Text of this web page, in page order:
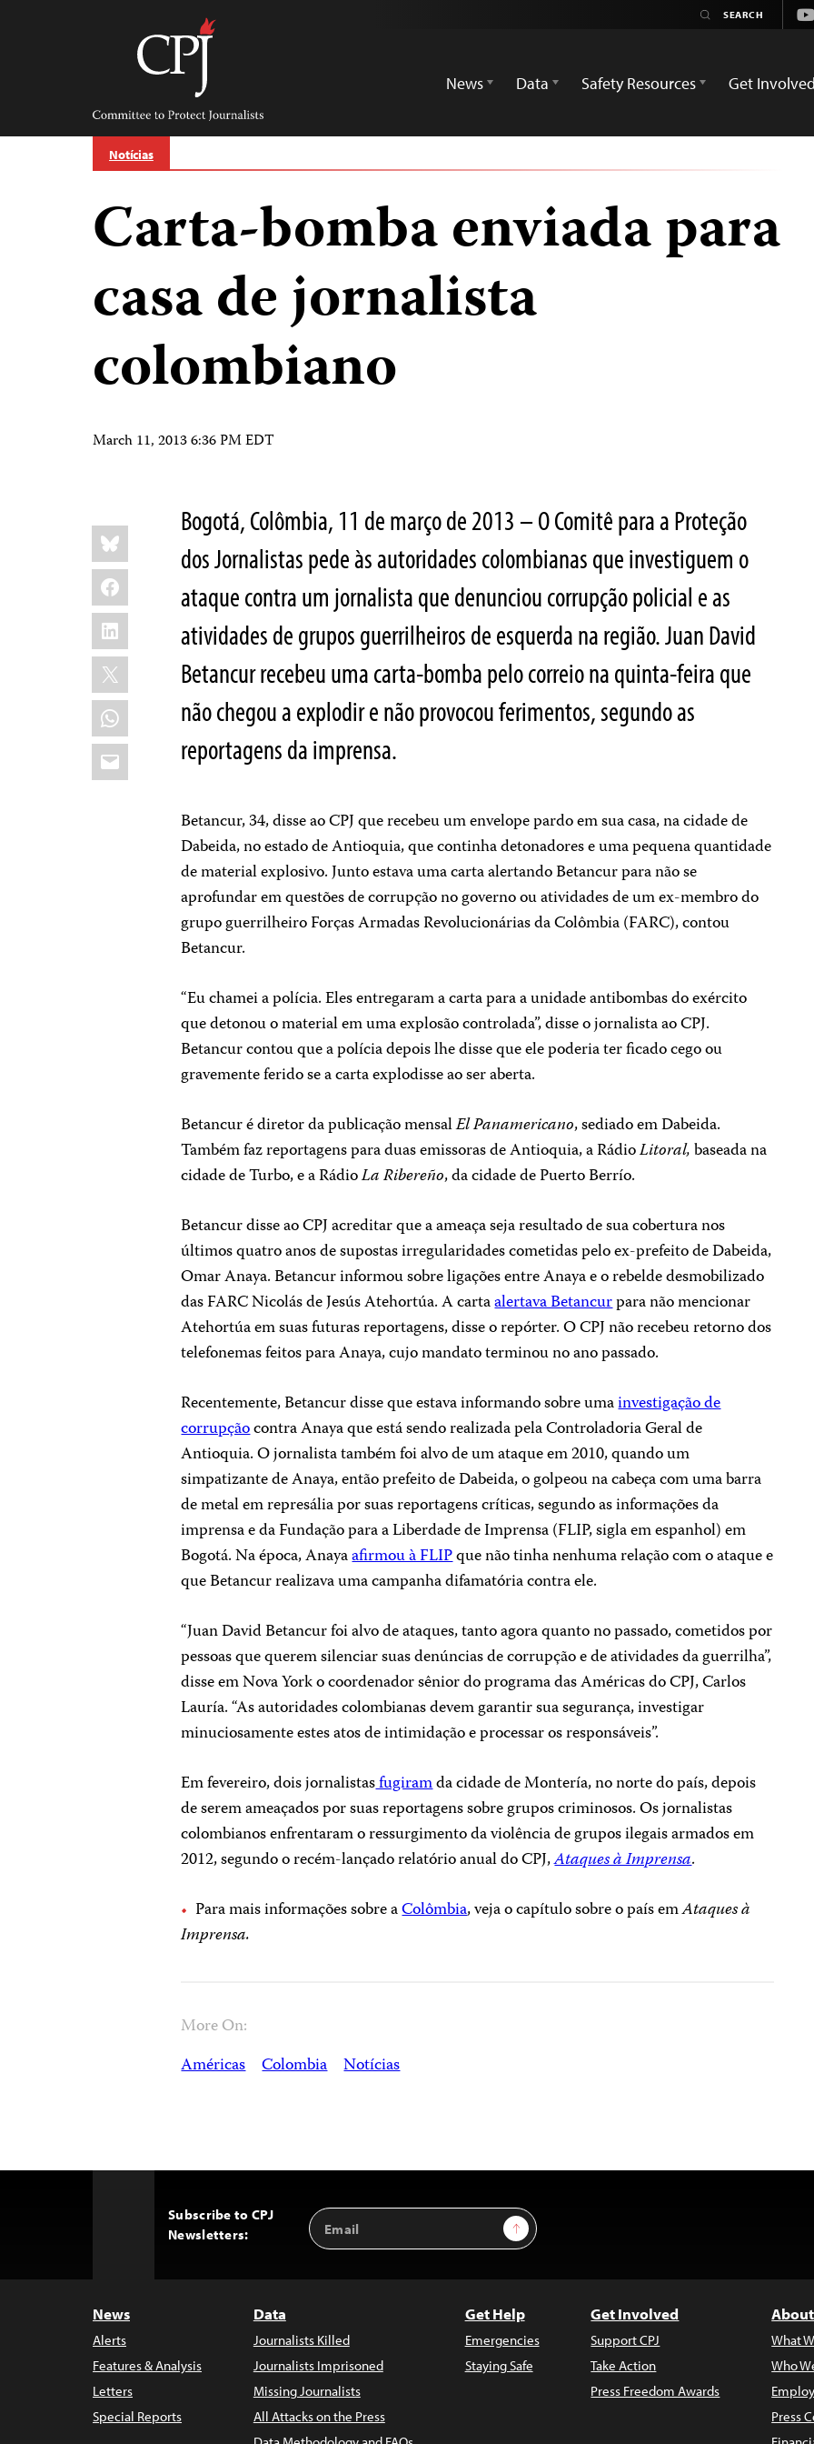
Committee
Protect
Journalists
News
Data Safety Resources Get Involved
Notícias
Carta-bomba enviada para
casa de jornalista
colombiano
March 11, 2013 6:36 PM EDT
Share
this:
Bluesky
Facebook
LinkedIn
X
WhatsApp
Email
Bogotá, Colômbia, 11 de março de 2013 – O Comitê para a Proteção
dos Jornalistas pede às autoridades colombianas que investiguem o
ataque contra um jornalista que denunciou corrupção policial e as
atividades de grupos guerrilheiros de esquerda na região. Juan David
Betancur recebeu uma carta-bomba pelo correio na quinta-feira que
não chegou a explodir e não provocou ferimentos, segundo as
reportagens da imprensa.
Betancur, 34, disse ao CPJ que recebeu um envelope pardo em sua casa, na cidade de
Dabeida, no estado de Antioquia, que continha detonadores e uma pequena quantidade
de material explosivo. Junto estava uma carta alertando Betancur para não se
aprofundar em questões de corrupção no governo ou atividades de um ex-membro do
grupo guerrilheiro Forças Armadas Revolucionárias da Colômbia (FARC), contou
Betancur.
“Eu chamei a polícia. Eles entregaram a carta para a unidade antibombas do exército
que detonou o material em uma explosão controlada”, disse o jornalista ao CPJ.
Betancur contou que a polícia depois lhe disse que ele poderia ter ficado cego ou
gravemente ferido se a carta explodisse ao ser aberta.
Betancur é diretor da publicação mensalEl Panamericano, sediado em Dabeida.
Também faz reportagens para duas emissoras de Antioquia, a RádioLitoral,baseada na
cidade de Turbo, e a RádioLa Ribereño, da cidade de Puerto Berrío.
Betancur disse ao CPJ acreditar que a ameaça seja resultado de sua cobertura nos
últimos quatro anos de supostas irregularidades cometidas pelo ex-prefeito de Dabeida,
Omar Anaya. Betancur informou sobre ligações entre Anaya e o rebelde desmobilizado
das FARC Nicolás de Jesús Atehortúa. A cartaalertava Betancurpara não mencionar
Atehortúa em suas futuras reportagens, disse o repórter. O CPJ não recebeu retorno dos
telefonemas feitos para Anaya, cujo mandato terminou no ano passado.
Recentemente, Betancur disse que estava informando sobre umainvestigação de
corrupçãocontra Anaya que está sendo realizada pela Controladoria Geral de
Antioquia. O jornalista também foi alvo de um ataque em 2010, quando um
simpatizante de Anaya, então prefeito de Dabeida, o golpeou na cabeça com uma barra
de metal em represália por suas reportagens críticas, segundo as informações da
imprensa e da Fundação para a Liberdade de Imprensa (FLIP, sigla em espanhol) em
Bogotá. Na época, Anayaafirmou à FLIPque não tinha nenhuma relação com o ataque e
que Betancur realizava uma campanha difamatória contra ele.
“Juan David Betancur foi alvo de ataques, tanto agora quanto no passado, cometidos por
pessoas que querem silenciar suas denúncias de corrupção e de atividades da guerrilha”,
disse em Nova York o coordenador sênior do programa das Américas do CPJ, Carlos
Lauría. “As autoridades colombianas devem garantir sua segurança, investigar
minuciosamente estes atos de intimidação e processar os responsáveis”.
Em fevereiro, dois jornalistasfugiramda cidade de Montería, no norte do país, depois
de serem ameaçados por suas reportagens sobre grupos criminosos. Os jornalistas
colombianos enfrentaram o ressurgimento da violência de grupos ilegais armados em
2012, segundo o recém-lançado relatório anual do CPJ,Ataques à Imprensa.
Para mais informações sobre aColômbia, veja o capítulo sobre o país emAtaques à
Imprensa.
More On:
Américas Colombia Notícias
Subscribe to CPJ
Newsletters:
Email
Address
Sign Up
News
Alerts
Features & Analysis
Letters
Special Reports
Data
Journalists Killed
Journalists Imprisoned
Missing Journalists
All Attacks on the Press
Get Help
Emergencies
Staying Safe
Get Involved
Support CPJ
Take Action
Press Freedom Awards
What
Who
Press